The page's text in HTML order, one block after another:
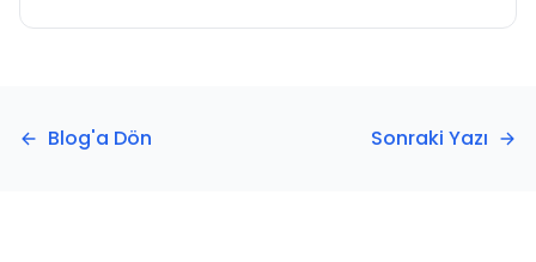
Blog'a Dön Sonraki Yazı